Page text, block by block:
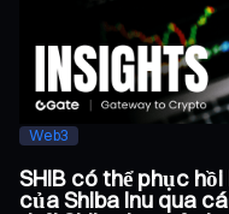
Web3
SHIB có thể phục
của Shiba Inu qua